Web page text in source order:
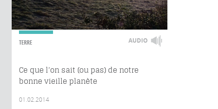
TERRE AUDIO
Ce que l’on sait (ou pas) de notre
bonne vieille planète
01.02.2014